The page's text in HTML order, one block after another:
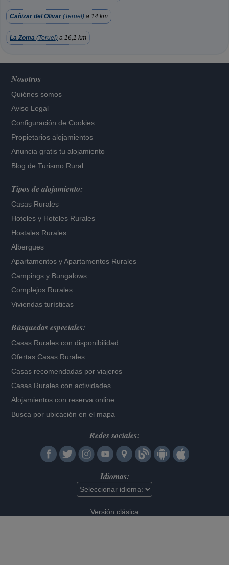
Cañizar del Olivar (Teruel) a 14 km
La Zoma (Teruel) a 16,1 km
Nosotros
Quiénes somos
Aviso Legal
Configuración de Cookies
Propietarios alojamientos
Anuncia gratis tu alojamiento
Blog de Turismo Rural
Tipos de alojamiento:
Casas Rurales
Hoteles y Hoteles Rurales
Hostales Rurales
Albergues
Apartamentos yApartamentos Rurales
Campings y Bungalows
Complejos Rurales
Viviendas turísticas
Búsquedas especiales:
Casas Rurales con disponibilidad
Ofertas Casas Rurales
Casas recomendadas por viajeros
Casas Rurales con actividades
Alojamientos con reserva online
Busca por ubicación en el mapa
Redes sociales:
Idiomas:
Versión clásica